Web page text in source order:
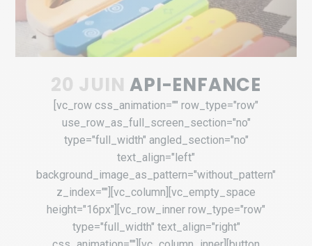
20 JUIN API-ENFANCE
[vc_row css_animation="" row_type="row"
use_row_as_full_screen_section="no"
type="full_width" angled_section="no"
text_align="left"
background_image_as_pattern="without_pattern"
z_index=""][vc_column][vc_empty_space
height="16px"][vc_row_inner row_type="row"
type="full_width" text_align="right"